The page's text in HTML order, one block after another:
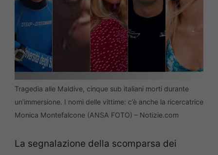
Tragedia alle Maldive, cinque sub italiani morti durante
un’immersione. I nomi delle vittime: c’è anche la ricercatrice
Monica Montefalcone (ANSA FOTO) – Notizie.com
La segnalazione della scomparsa dei